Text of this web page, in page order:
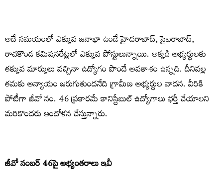
అదే సమయంలో ఎక్కువ జనాభా ఉండే హైదరాబాద్‌, సైబరాబాద్‌,
రాచకొండ కమిషనరేట్లలో ఎక్కువ పోస్టులున్నాయి. అక్కడి అభ్యర్థులకు
తక్కువ మార్కులు వచ్చినా ఉద్యోగం పొందే అవకాశం ఉన్నది. దీనివల్ల
తమకు అన్యాయం జరుగుతుందనేది గ్రామీణ అభ్యర్థుల వాదన. వీరికి
పోటీగా జీవో నం. 46 ప్రకారమే కానిస్టేబుల్‌ ఉద్యోగాలు భర్తీ చేయాలని
మరికొందరు ఆందోళన చేస్తున్నారు.
జీవో నంబర్‌ 46పై అభ్యంతరాలు ఇవీ